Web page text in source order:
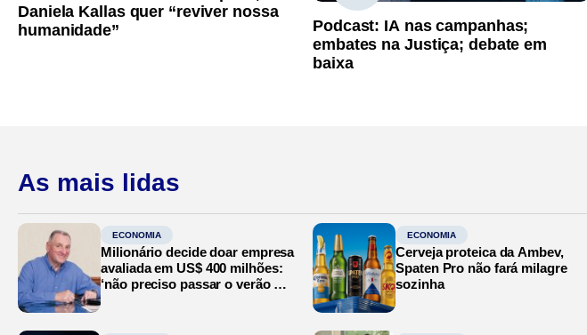
Daniela Kallas quer “reviver nossa
humanidade”
Podcast: IA nas campanhas;
embates na Justiça; debate em
baixa
As mais lidas
ECONOMIA
Milionário decide doar empresa
avaliada em US$ 400 milhões:
‘não preciso passar o verão no
ECONOMIA
Cerveja proteica da Ambev,
Spaten Pro não fará milagre
sozinha